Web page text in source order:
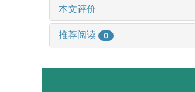
本文评价
推荐阅读 0